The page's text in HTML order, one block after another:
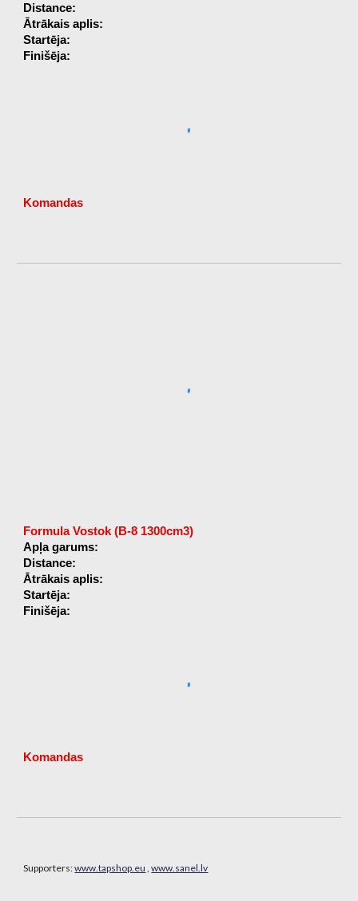
Distance:
Ātrākais aplis:
Startēja:
Finišēja:
Komandas
Formula Vostok (B-8 1300cm3)
Apļa garums:
Distance:
Ātrākais aplis:
Startēja:
Finišēja:
Komandas
Supporters:www.tapshop.eu ,www.sanel.lv